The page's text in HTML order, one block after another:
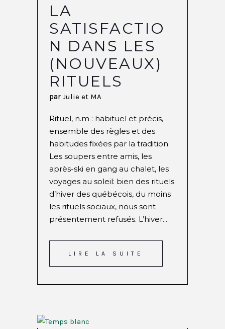
LA
SATISFACTIO
N DANS LES
(NOUVEAUX)
RITUELS
par Julie et MA
Rituel, n.m : habituel et précis,
ensemble des règles et des
habitudes fixées par la tradition
Les soupers entre amis, les
après-ski en gang au chalet, les
voyages au soleil: bien des rituels
d’hiver des québécois, du moins
les rituels sociaux, nous sont
présentement refusés. L’hiver...
LIRE LA SUITE